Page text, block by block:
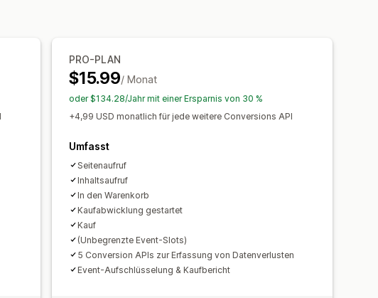
PRO-PLAN
$15.99/ Monat
oder $134.28/Jahr mit einer Ersparnis von 30 %
+4,99 USD monatlich für jede weitere Conversions API
Umfasst
Seitenaufruf
Inhaltsaufruf
In den Warenkorb
Kaufabwicklung gestartet
Kauf
(Unbegrenzte Event-Slots)
5 Conversion APIs zur Erfassung von Datenverlusten
Event-Aufschlüsselung & Kaufbericht